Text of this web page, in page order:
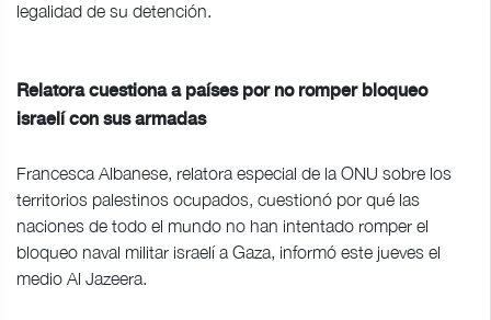
legalidad de su detención.
Relatora cuestiona a países por no romper bloqueo
israelí con sus armadas
Francesca Albanese, relatora especial de la ONU sobre los
territorios palestinos ocupados, cuestionó por qué las
naciones de todo el mundo no han intentado romper el
bloqueo naval militar israelí a Gaza, informó este jueves el
medio Al Jazeera.